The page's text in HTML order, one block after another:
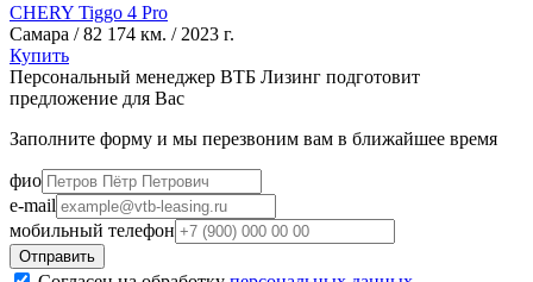
CHERY Tiggo 4 Pro
Самара / 82 174 км. / 2023 г.
Купить
Персональный менеджер ВТБ Лизинг подготовит
предложение для Вас
Заполните форму и мы перезвоним вам в ближайшее время
фио
e-mail
мобильный телефон